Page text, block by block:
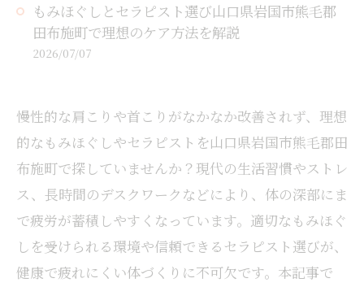
もみほぐしとセラピスト選び山口県岩国市熊毛郡
田布施町で理想のケア方法を解説
2026/07/07
慢性的な肩こりや首こりがなかなか改善されず、理想
的なもみほぐしやセラピストを山口県岩国市熊毛郡田
布施町で探していませんか？現代の生活習慣やストレ
ス、長時間のデスクワークなどにより、体の深部にま
で疲労が蓄積しやすくなっています。適切なもみほぐ
しを受けられる環境や信頼できるセラピスト選びが、
健康で疲れにくい体づくりに不可欠です。本記事で